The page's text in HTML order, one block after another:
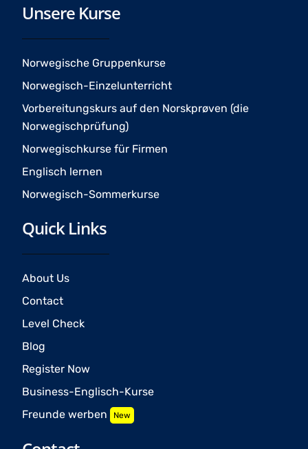
e
o
o
t
g
r
m
t
e
Unsere Kurse
Norwegische Gruppenkurse
Norwegisch-Einzelunterricht
Vorbereitungskurs auf den Norskprøven (die
Norwegischprüfung)
Norwegischkurse für Firmen
Englisch lernen
Norwegisch-Sommerkurse
Quick Links
About Us
Contact
Level Check
Blog
Register Now
Business-Englisch-Kurse
Freunde werben New